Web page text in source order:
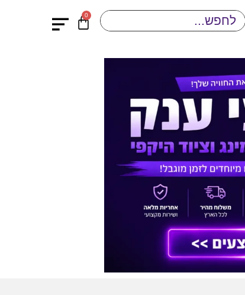
0